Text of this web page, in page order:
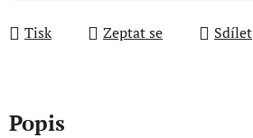
Tisk Zeptat se Sdílet
Popis